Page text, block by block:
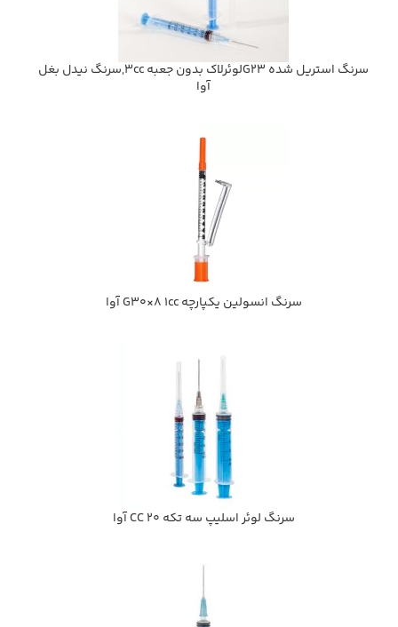
سرنگ استریل شده G23لوئرلاک بدون جعبه 3cc,سرنگ نیدل بغل
آوا
سرنگ انسولین یکپارچه G30×8 1cc آوا
سرنگ لوئر اسليپ سه تكه 20 CC آوا